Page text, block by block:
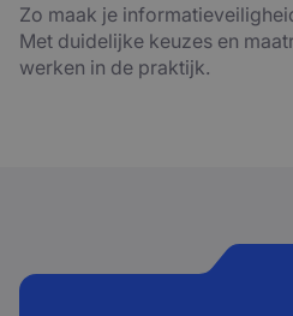
Zo maak je
Met duidelijke keuzes en
werken in de praktijk.